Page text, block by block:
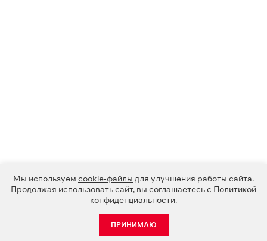
Мы используем cookie-файлы для улучшения работы сайта.
Продолжая использовать сайт, вы соглашаетесь с Политикой
конфиденциальности.
ПРИНИМАЮ